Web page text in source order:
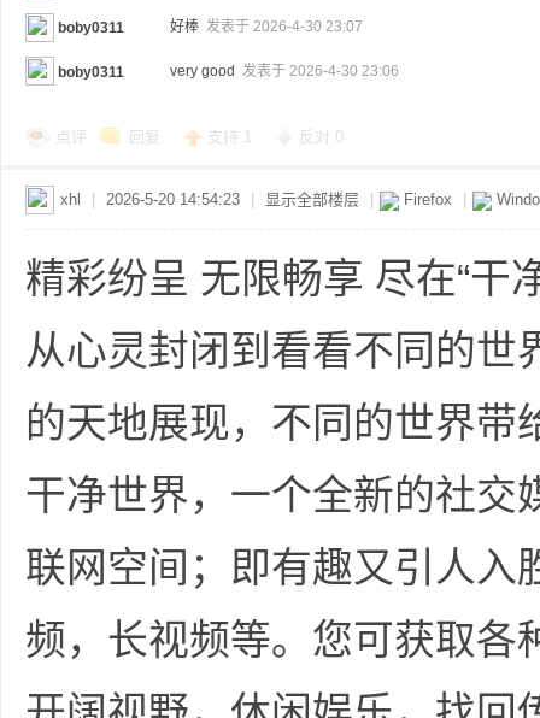
boby0311 好棒 发表于 2026-4-30 23:07
boby0311 very good 发表于 2026-4-30 23:06
点评 回复 支持 1 反对 0
xhl 2026-5-20 14:54:23 显示全部楼层 Firefox
精彩纷呈 无限畅享 尽在“干
从心灵封闭到看看不同的世
的天地展现，不同的世界带
干净世界，一个全新的社交
联网空间；即有趣又引人入
频，长视频等。您可获取各